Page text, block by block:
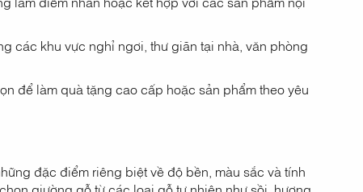
các khu vực nghỉ ngơi, thư giãn tại nhà, văn phòng
để làm quà tặng cao cấp hoặc sản phẩm theo yêu
đặc điểm riêng biệt về độ bền, màu sắc và tính